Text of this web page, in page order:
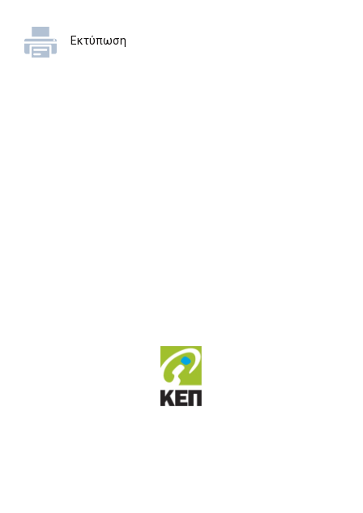
Εκτύπωση